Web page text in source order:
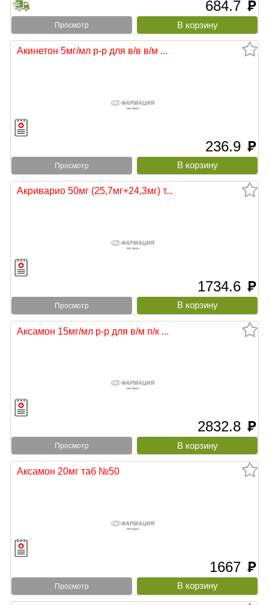
684.7 руб
Просмотр
Акинетон 5мг/мл р-р для в/в в/м ...
236.9 руб
Просмотр
Акриварио 50мг (25,7мг+24,3мг) т...
1734.6 руб
Просмотр
Аксамон 15мг/мл р-р для в/м п/к ...
2832.8 руб
Просмотр
Аксамон 20мг таб №50
1667 руб
Просмотр